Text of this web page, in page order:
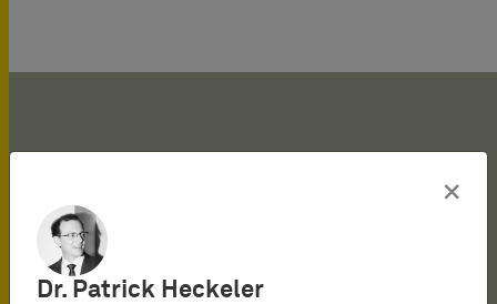
Latour knows it inside-
out. Whether filing and
prosecuting patents,
industry is a focus, and
dual-qualified patent
attorney and attorney-at-
prosecution with
involvement in patent
infringement and nullity
prosecution practice is
Dominique Dupuis-
Latour, a dual-qualified
×
Dr. Patrick Heckeler